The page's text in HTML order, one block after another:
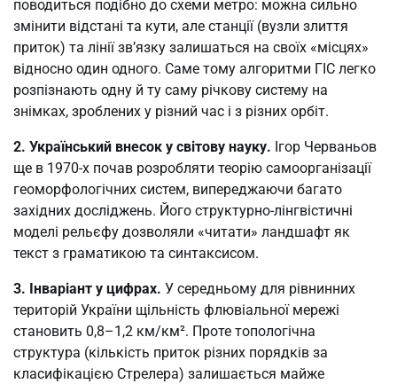
поводиться подібно до схеми метро: можна сильно
змінити відстані та кути, але станції (вузли злиття
приток) та лінії зв’язку залишаться на своїх «місцях»
відносно один одного. Саме тому алгоритми ГІС легко
розпізнають одну й ту саму річкову систему на
знімках, зроблених у різний час і з різних орбіт.
2. Український внесок у світову науку. Ігор Черваньов
ще в 1970-х почав розробляти теорію самоорганізації
геоморфологічних систем, випереджаючи багато
західних досліджень. Його структурно-лінгвістичні
моделі рельєфу дозволяли «читати» ландшафт як
текст з граматикою та синтаксисом.
3. Інваріант у цифрах. У середньому для рівнинних
територій України щільність флювіальної мережі
становить 0,8–1,2 км/км². Проте топологічна
структура (кількість приток різних порядків за
класифікацією Стрелера) залишається майже